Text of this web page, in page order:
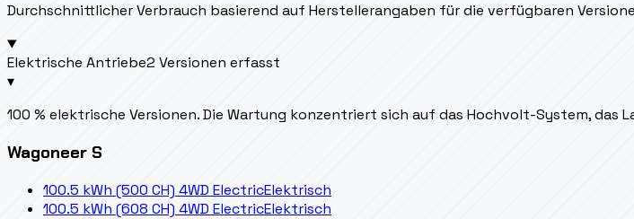
Durchschnittlicher Verbrauch basierend auf Herstellerangaben für die verfügbaren
Elektrische Antriebe2 Versionen erfasst
▾
100 % elektrische Versionen. Die Wartung konzentriert sich auf das Hochvolt-System, das
Wagoneer S
100.5 kWh (500 CH) 4WD ElectricElektrisch
100.5 kWh (608 CH) 4WD ElectricElektrisch